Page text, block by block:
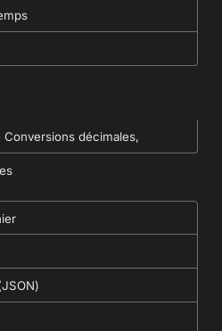
décimales,